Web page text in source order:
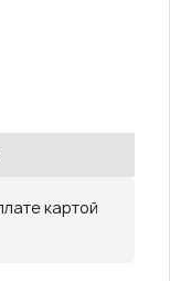
картой